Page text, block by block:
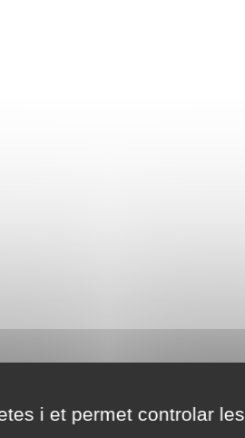
i et permet controlar